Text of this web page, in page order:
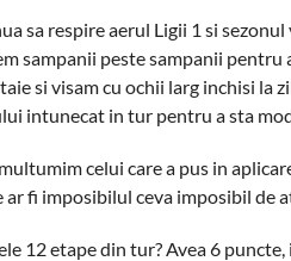
sa respire aerul Ligii 1 si
sampanii peste sampanii
si visam cu ochii larg inchisi la
intunecat in tur pentru a sta
celui care a pus in
fi imposibilul ceva imposibil de
12 etape din tur? Avea 6